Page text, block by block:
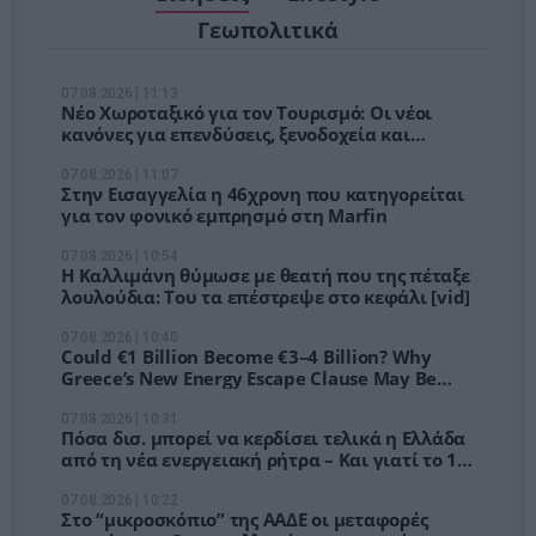
Γεωπολιτικά
Νέο Χωροταξικό για τον Τουρισμό: Οι νέοι
κανόνες για επενδύσεις, ξενοδοχεία και
Στην Εισαγγελία η 46χρονη που κατηγορείται
για τον φονικό εμπρησμό στη Marfin
Η Καλλιμάνη θύμωσε με θεατή που της πέταξε
λουλούδια: Του τα επέστρεψε στο κεφάλι [vid]
Could €1 Billion Become €3–4 Billion? Why
Greece’s New Energy Escape Clause May Be
Πόσα δισ. μπορεί να κερδίσει τελικά η Ελλάδα
από τη νέα ενεργειακή ρήτρα – Και γιατί το 1
Στο “μικροσκόπιο” της ΑΑΔΕ οι μεταφορές